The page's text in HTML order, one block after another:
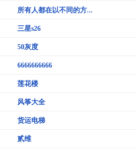
所有人都在以不同的方...
三星s26
50灰度
6666666666
莲花楼
风筝大全
货运电梯
贰维